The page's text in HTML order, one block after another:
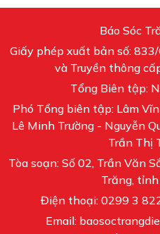
Báo Sóc
Giấy phép xuất bản số:
và Truyền thông
Tổng Biên tập:
Phó Tổng biên tập: Lâm
Lê Minh Trường - Nguyễn
Trần Thị
Tòa soạn: Số 02, Trần Văn
Trăng,
Điện thoại: 0299 3
Email: